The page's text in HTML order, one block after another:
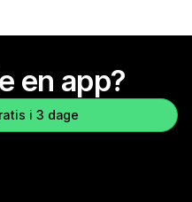
en app?
i 3 dage